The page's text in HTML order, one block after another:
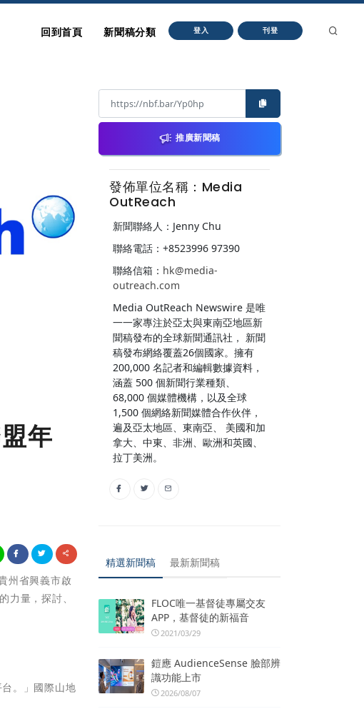
回到首頁 新聞稿分類 登入 刊登
年
州省興義市啟
量，探討、
。」國際山地
推廣新聞稿
發佈單位名稱：Media
OutReach
新聞聯絡人：Jenny Chu
聯絡電話：+8523996 97390
聯絡信箱： hk@media-
outreach.com
Media OutReach Newswire 是唯
一一家專注於亞太與東南亞地區新
聞稿發布的全球新聞通訊社， 新聞
稿發布網絡覆蓋26個國家。擁有
200,000 名記者和編輯數據資料，
涵蓋 500 個新聞行業種類、
68,000 個媒體機構，以及全球
1,500 個網絡新聞媒體合作伙伴，
遍及亞太地區、東南亞、 美國和加
拿大、中東、非洲、歐洲和英國、
拉丁美洲。
精選新聞稿 最新新聞稿
FLOC唯一基督徒專屬交友
APP，基督徒的新福音
2021/03/29
鎧應 AudienceSense 臉部辨
識功能上市
2026/08/07